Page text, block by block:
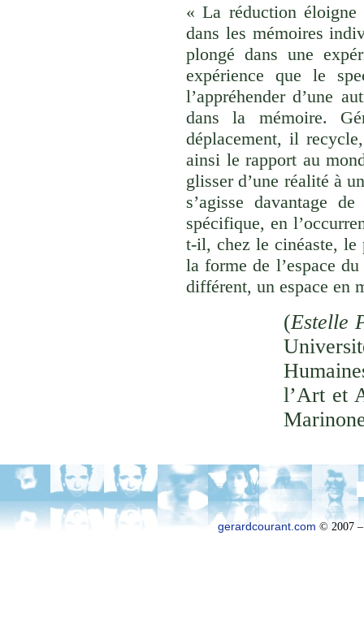
« La réduction
dans les mémoires
plongé dans une
expérience que le
l’appréhender d’une
dans la mémoire.
déplacement, il
ainsi le rapport au
glisser d’une réalité à
s’agisse davantage
spécifique, en
t-il, chez le cinéaste, le
la forme de l’espace
différent, un espace en
(Estelle
l’Art et
gerardcourant.com © 2007